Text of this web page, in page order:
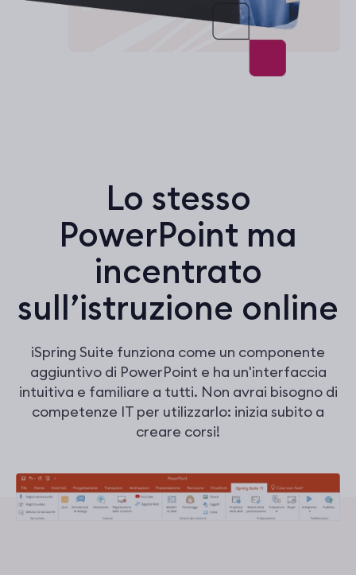
Lo stesso
PowerPoint ma
incentrato
sull’istruzione online
iSpring Suite funziona come un componente
aggiuntivo di PowerPoint e ha un'interfaccia
intuitiva e familiare a tutti. Non avrai bisogno di
competenze IT per utilizzarlo: inizia subito a
creare corsi!